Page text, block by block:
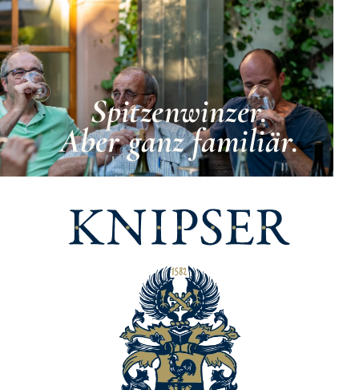
Spitzenwinzer.
Aber ganz familiär.